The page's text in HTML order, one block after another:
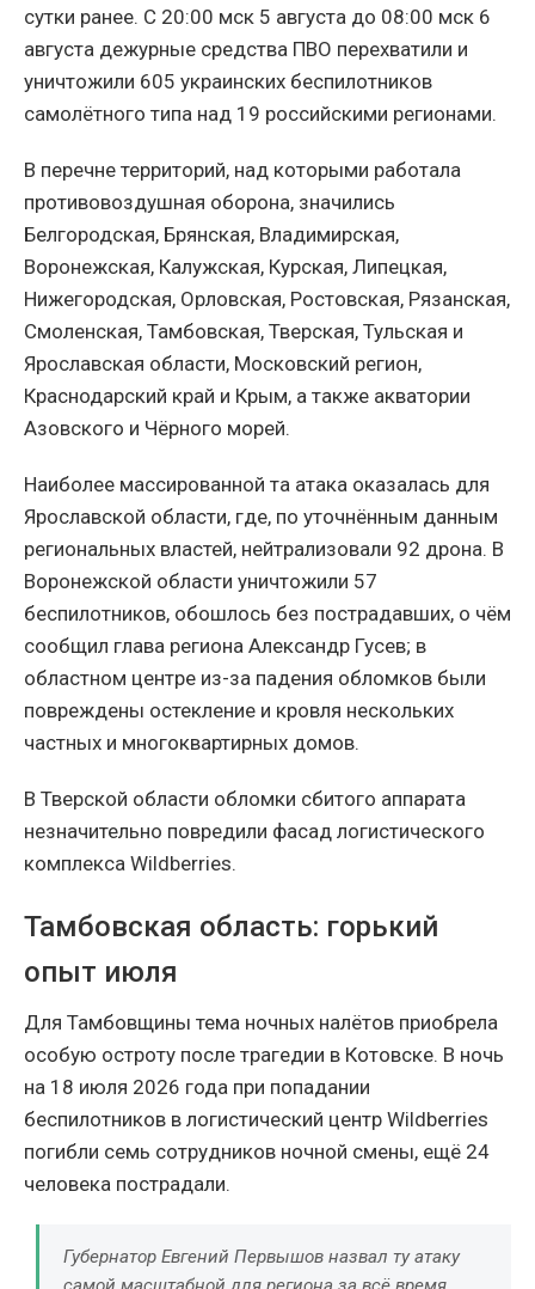
сутки ранее. С 20:00 мск 5 августа до 08:00 мск 6
августа дежурные средства ПВО перехватили и
уничтожили 605 украинских беспилотников
самолётного типа над 19 российскими регионами.
В перечне территорий, над которыми работала
противовоздушная оборона, значились
Белгородская, Брянская, Владимирская,
Воронежская, Калужская, Курская, Липецкая,
Нижегородская, Орловская, Ростовская, Рязанская,
Смоленская, Тамбовская, Тверская, Тульская и
Ярославская области, Московский регион,
Краснодарский край и Крым, а также акватории
Азовского и Чёрного морей.
Наиболее массированной та атака оказалась для
Ярославской области, где, по уточнённым данным
региональных властей, нейтрализовали 92 дрона. В
Воронежской области уничтожили 57
беспилотников, обошлось без пострадавших, о чём
сообщил глава региона Александр Гусев; в
областном центре из-за падения обломков были
повреждены остекление и кровля нескольких
частных и многоквартирных домов.
В Тверской области обломки сбитого аппарата
незначительно повредили фасад логистического
комплекса Wildberries.
Тамбовская область: горький
опыт июля
Для Тамбовщины тема ночных налётов приобрела
особую остроту после трагедии в Котовске. В ночь
на 18 июля 2026 года при попадании
беспилотников в логистический центр Wildberries
погибли семь сотрудников ночной смены, ещё 24
человека пострадали.
Губернатор Евгений Первышов назвал ту атаку